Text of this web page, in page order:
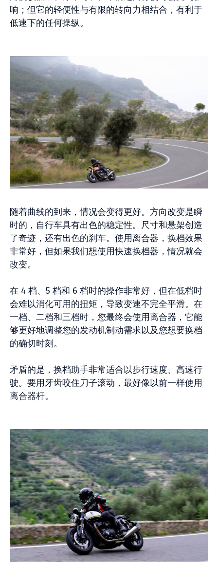
响；但它的轻便性与有限的转向力相结合，有利于
低速下的任何操纵。
随着曲线的到来，情况会变得更好。方向改变是瞬
时的，自行车具有出色的稳定性。尺寸和悬架创造
了奇迹，还有出色的刹车。使用离合器，换档效果
非常好，但如果我们想使用快速换档器，情况就会
改变。
在 4 档、5 档和 6 档时的操作非常好，但在低档时
会难以消化可用的扭矩，导致变速不完全平滑。在
一档、二档和三档时，您最终会使用离合器，它能
够更好地调整您的发动机制动需求以及您想要换档
的确切时刻。
矛盾的是，换档助手非常适合以步行速度、高速行
驶。要用牙齿咬住刀子滚动，最好像以前一样使用
离合器杆。